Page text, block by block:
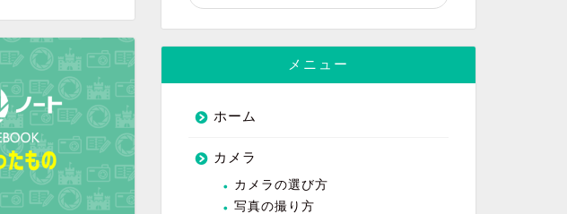
メニュー
ホーム
カメラ
カメラの選び方
写真の撮り方